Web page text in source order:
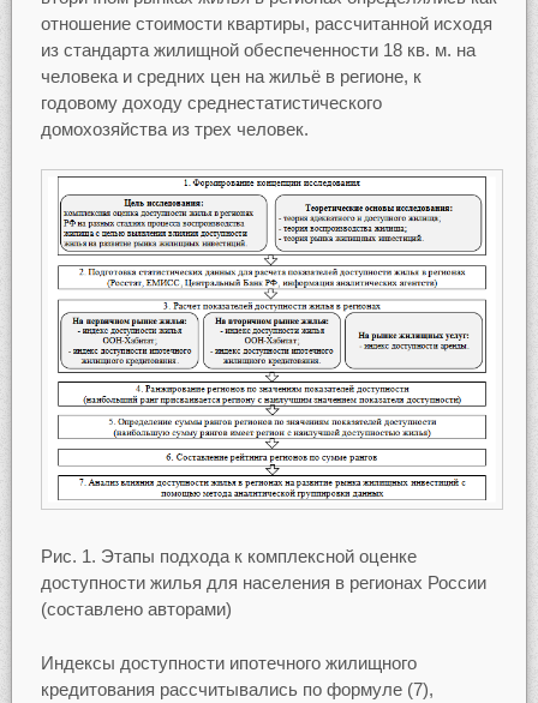
отношение стоимости квартиры, рассчитанной исходя
из стандарта жилищной обеспеченности 18 кв. м. на
человека и средних цен на жильё в регионе, к
годовому доходу среднестатистического
домохозяйства из трех человек.
Рис. 1. Этапы подхода к комплексной оценке
доступности жилья для населения в регионах России
(составлено авторами)
Индексы доступности ипотечного жилищного
кредитования рассчитывались по формуле (7),